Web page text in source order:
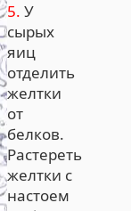
5. У
сырых
яиц
отделить
желтки
от
белков.
Растереть
желтки с
настоем